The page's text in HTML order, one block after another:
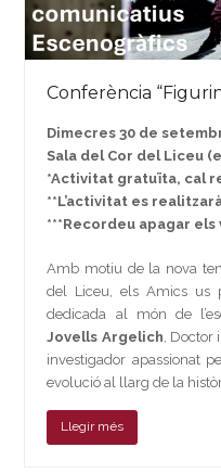
Conferència
Dimecres 30 de
Sala del Cor del Liceu
*Activitat gratuïta, cal
**L’activitat es
***Recordeu apagar
Amb motiu de la nova
del Liceu, els Amics us
dedicada al món de
Jovells Argelich ,
investigador apassionat
evolució al llarg de la
Llegir més